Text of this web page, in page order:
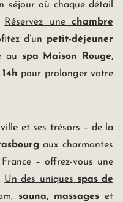
séjour où chaque détail
Réservez unechambre
d’un petit-déjeuner
au spa Maison Rouge,
pour prolonger votre
et ses trésors – de la
aux charmantes
– offrez-vous une
Un des uniques spas de
sauna, massages et